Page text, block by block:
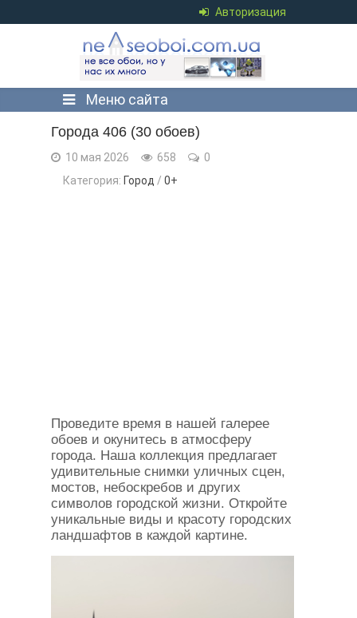
Авторизация
Меню сайта
Города 406 (30 обоев)
10 мая 2026 658
0
Категория: Город / 0+
Проведите время в нашей галерее
обоев и окунитесь в атмосферу
города. Наша коллекция предлагает
удивительные снимки уличных сцен,
мостов, небоскребов и других
символов городской жизни. Откройте
уникальные виды и красоту городских
ландшафтов в каждой картине.